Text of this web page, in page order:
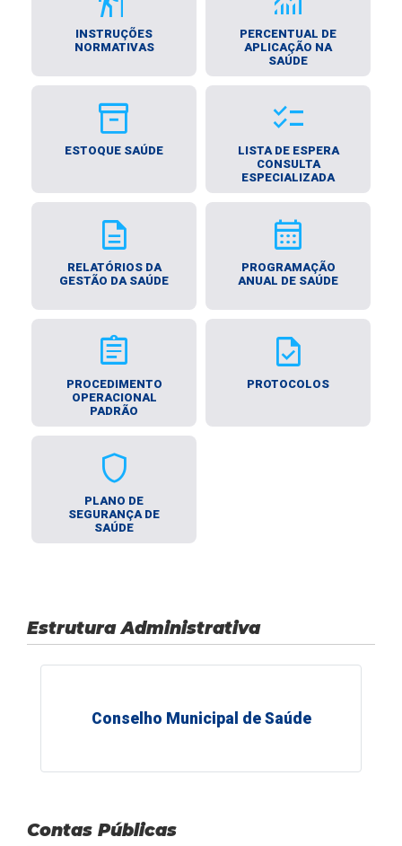
INSTRUÇÕES
NORMATIVAS
PERCENTUAL DE
APLICAÇÃO NA
SAÚDE
inventory_2
ESTOQUE SAÚDE
checklist
LISTA DE ESPERA
CONSULTA
ESPECIALIZADA
description
RELATÓRIOS DA
GESTÃO DA SAÚDE
calendar_month
PROGRAMAÇÃO
ANUAL DE SAÚDE
assignment
PROCEDIMENTO
OPERACIONAL
PADRÃO
task
PROTOCOLOS
Shield
PLANO DE
SEGURANÇA DE
SAÚDE
Estrutura Administrativa
Conselho Municipal de Saúde
Contas Públicas